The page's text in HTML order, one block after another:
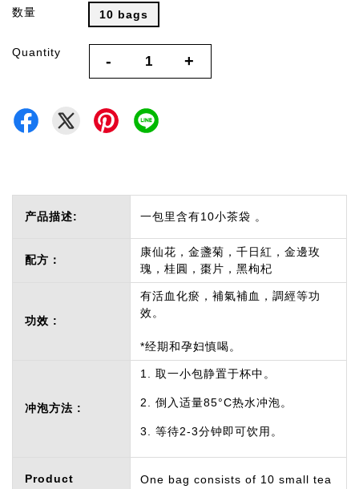
数量 10 bags
Quantity - +
产品描述: 一包里含有10小茶袋 。
配方：
康仙花，金盞菊，千日紅，金邊玫
瑰，桂圓，棗片，黑枸杞
功效 :
有活血化瘀，補氣補血，調經等功
效。
*经期和孕妇慎喝。
冲泡方法 :
1. 取一小包静置于杯中。
2. 倒入适量85°C热水冲泡。
3. 等待2-3分钟即可饮用。
Product
One bag consists of 10 small tea